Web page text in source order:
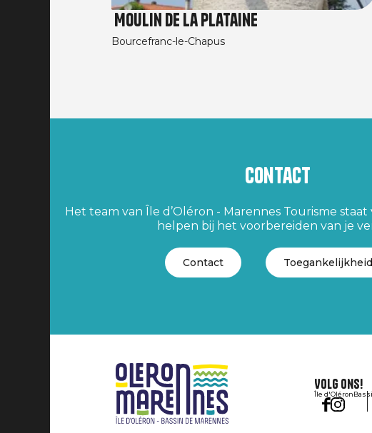
Moulin de la Plataine
Bourcefranc-le-Chapus
Contact
Het team van Île d’Oléron - Marennes Tourisme
helpen bij het voorbereiden van je
Contact Toegankelijkheid
Volg ons!
Île d'Oléron